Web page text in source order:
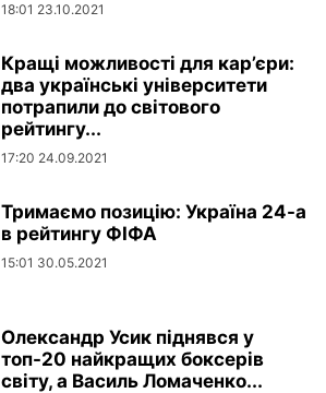
18:01 23.10.2021
Кращі можливості для кар’єри:
два українські університети
потрапили до світового
рейтингу...
17:20 24.09.2021
Тримаємо позицію: Україна 24-а
в рейтингу ФІФА
15:01 30.05.2021
Олександр Усик піднявся у
топ-20 найкращих боксерів
світу, а Василь Ломаченко...